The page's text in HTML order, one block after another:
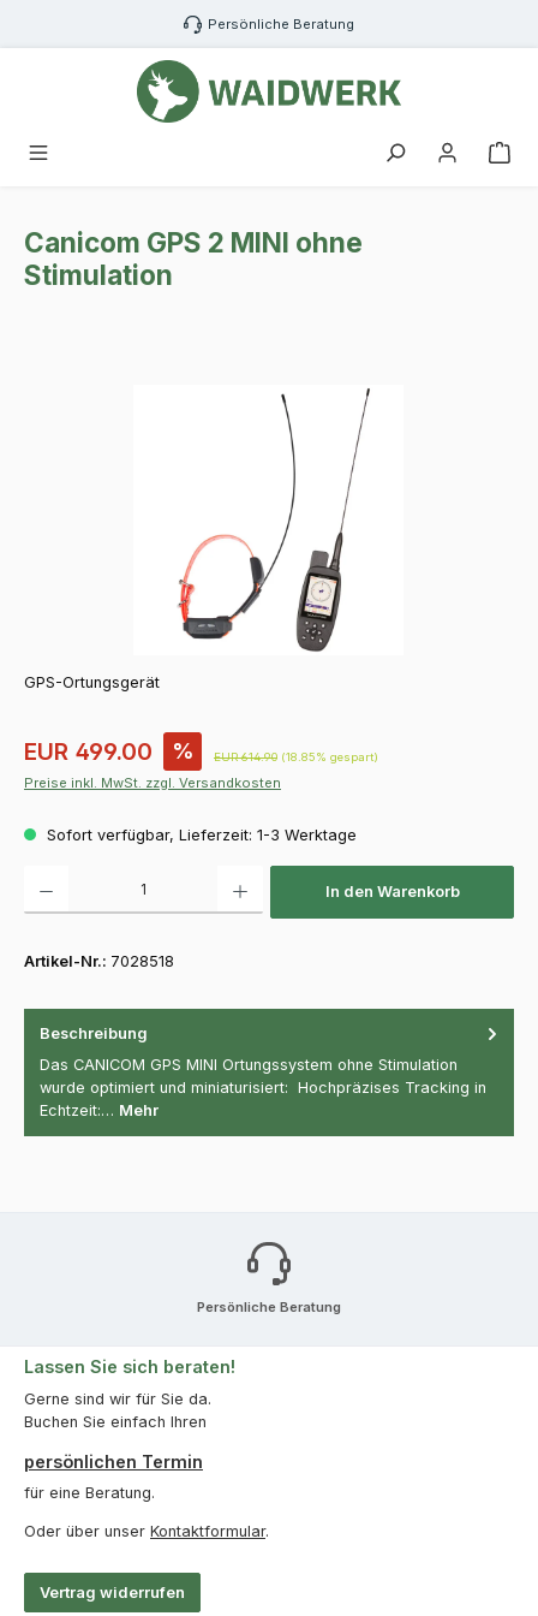
Zum Hauptinhalt springen Persönliche Beratung
Canicom GPS 2 MINI ohne
Stimulation
GPS-Ortungsgerät
Verkaufspreis:
EUR 499.00 % Regulärer Preis:
EUR 614.90 (18.85% gespart)
Preise inkl. MwSt. zzgl. Versandkosten
Sofort verfügbar, Lieferzeit: 1-3 Werktage
In den Warenkorb
Artikel-Nr.: 7028518
Beschreibung
Das CANICOM GPS MINI Ortungssystem ohne Stimulation
wurde optimiert und miniaturisiert: Hochpräzises Tracking in
Echtzeit:… Mehr
Persönliche Beratung
Lassen Sie sich beraten!
Gerne sind wir für Sie da.
Buchen Sie einfach Ihren
persönlichen Termin
für eine Beratung.
Oder über unser Kontaktformular.
Vertrag widerrufen